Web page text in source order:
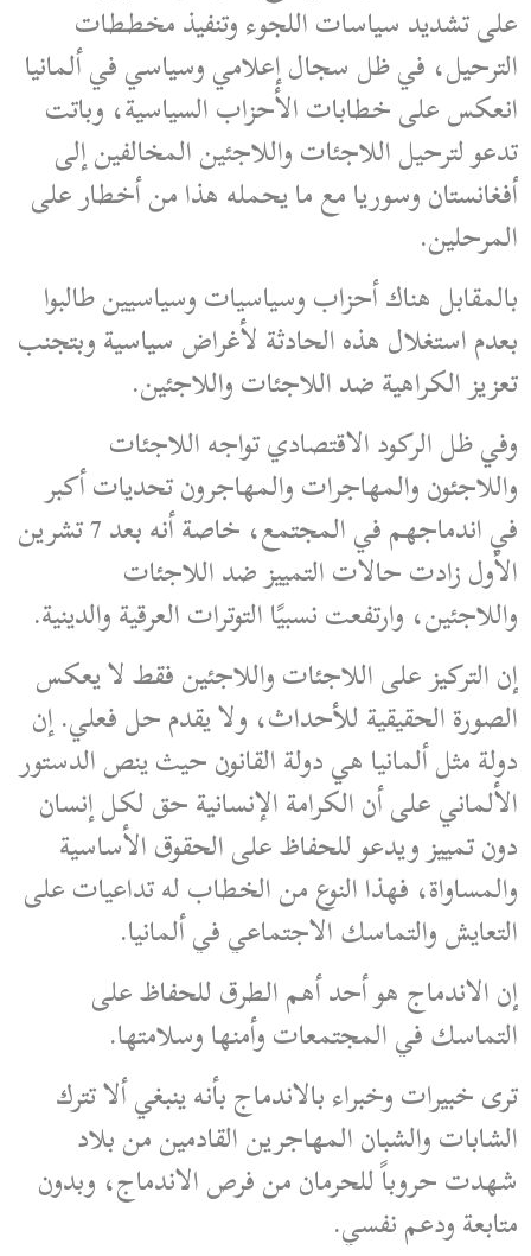
على تشديد سياسات اللجوء وتنفيذ مخططات
الترحيل، في ظل سجال إعلامي وسياسي في ألمانيا
انعكس على خطابات الأحزاب السياسية، وباتت
تدعو لترحيل اللاجئات واللاجئين المخالفين إلى
أفغانستان وسوريا مع ما يحمله هذا من أخطار على
المرحلين.
بالمقابل هناك أحزاب وسياسيات وسياسيين طالبوا
بعدم استغلال هذه الحادثة لأغراض سياسية وبتجنب
تعزيز الكراهية ضد اللاجئات واللاجئين.
وفي ظل الركود الاقتصادي تواجه اللاجئات
واللاجئون والمهاجرات والمهاجرون تحديات أكبر
في اندماجهم في المجتمع، خاصة أنه بعد 7 تشرين
الأول زادت حالات التمييز ضد اللاجئات
واللاجئين، وارتفعت نسبيًا التوترات العرقية والدينية.
إن التركيز على اللاجئات واللاجئين فقط لا يعكس
الصورة الحقيقية للأحداث، ولا يقدم حل فعلي. إن
دولة مثل ألمانيا هي دولة القانون حيث ينص الدستور
الألماني على أن الكرامة الإنسانية حق لكل إنسان
دون تمييز ويدعو للحفاظ على الحقوق الأساسية
والمساواة، فهذا النوع من الخطاب له تداعيات على
التعايش والتماسك الاجتماعي في ألمانيا.
إن الاندماج هو أحد أهم الطرق للحفاظ على
التماسك في المجتمعات وأمنها وسلامتها.
ترى خبيرات وخبراء بالاندماج بأنه ينبغي ألا تترك
الشابات والشبان المهاجرين القادمين من بلاد
شهدت حروباً للحرمان من فرص الاندماج، وبدون
متابعة ودعم نفسي.